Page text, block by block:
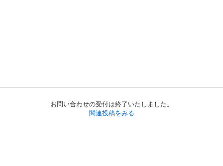
お問い合わせの受付は終了いたしました。
関連投稿をみる